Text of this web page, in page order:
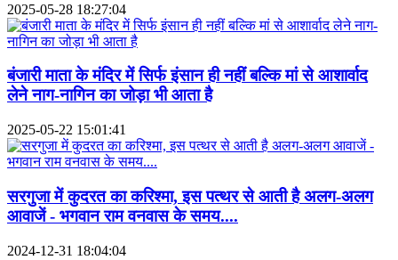
2025-05-28 18:27:04
बंजारी माता के मंदिर में सिर्फ इंसान ही नहीं बल्कि मां से आशार्वाद
लेने नाग-नागिन का जोड़ा भी आता है
2025-05-22 15:01:41
सरगुजा में कुदरत का करिश्मा, इस पत्थर से आती है अलग-अलग
आवाजें - भगवान राम वनवास के समय....
2024-12-31 18:04:04